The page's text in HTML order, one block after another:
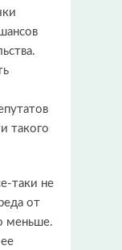
такого
таки не
от
меньше.